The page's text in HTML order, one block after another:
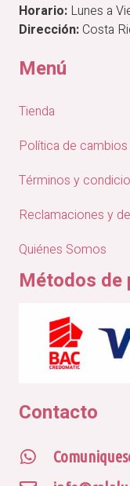
Horario: Lunes a
Dirección:Costa
Menú
Tienda
Política de cambios
Términos y
Reclamaciones y
Quiénes Somos
Métodos de
Contacto